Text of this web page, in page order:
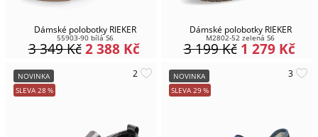
Dámské polobotky RIEKER
55903-90 bílá S6
2 388 Kč
3 349Kč
Dámské polobotky RIEKER
M2802-52 zelená S6
1 279 Kč
3 199Kč
NOVINKA
SLEVA 28%
NOVINKA
SLEVA 29%